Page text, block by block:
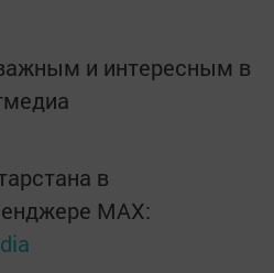
и интересным в
в
MАХ: